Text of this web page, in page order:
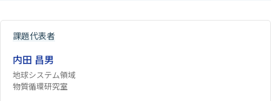
課題代表者
内田 昌男
地球システム領域
物質循環研究室